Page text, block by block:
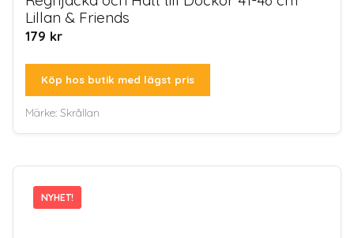
Lillan & Friends
179 kr
Köp hos butik med lägst pris
Märke: Skrållan
NYHET!
NYHET!